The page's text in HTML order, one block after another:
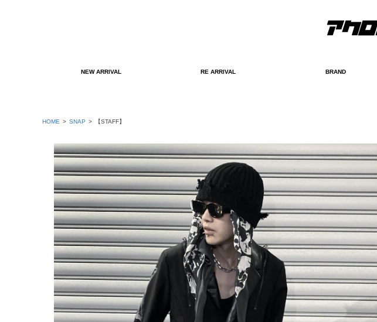
NEW ARRIVAL RE ARRIVAL BRAND
HOME SNAP 【STAFF】